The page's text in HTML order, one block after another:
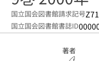
国立国会図書館請求記号
国立国会図書館書誌ID
著者